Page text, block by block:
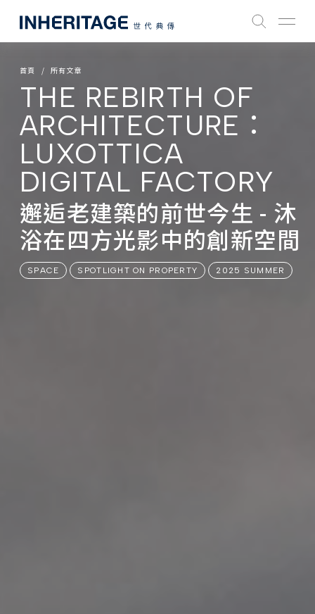
首頁 所有文章
THE REBIRTH OF
ARCHITECTURE：
LUXOTTICA
DIGITAL FACTORY
邂逅老建築的前世今生 - 沐
浴在四方光影中的創新空間
SPACE SPOTLIGHT ON PROPERTY 2025 SUMMER